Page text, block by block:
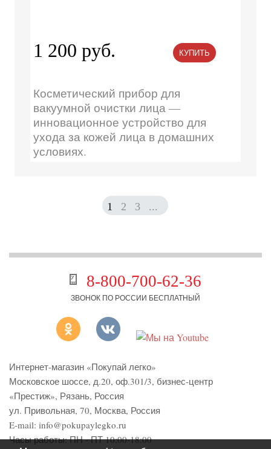
1 200 руб. КУПИТЬ
Косметический прибор для
вакуумной очистки лица —
инновационное устройство для
ухода за кожей лица в домашних
условиях.
1 2 3 ...
8-800-700-62-36
ЗВОНОК ПО РОССИИ БЕСПЛАТНЫЙ
Интернет-магазин «Покупай легко»
Московское шоссе, д.20, оф.301/3, бизнес-центр
«Престиж», Рязань, Россия
ул. Привольная, 70, Москва, Россия
E-mail: info@pokupaylegko.ru
Часы работы:ПН - ПТ 10:00-18:00